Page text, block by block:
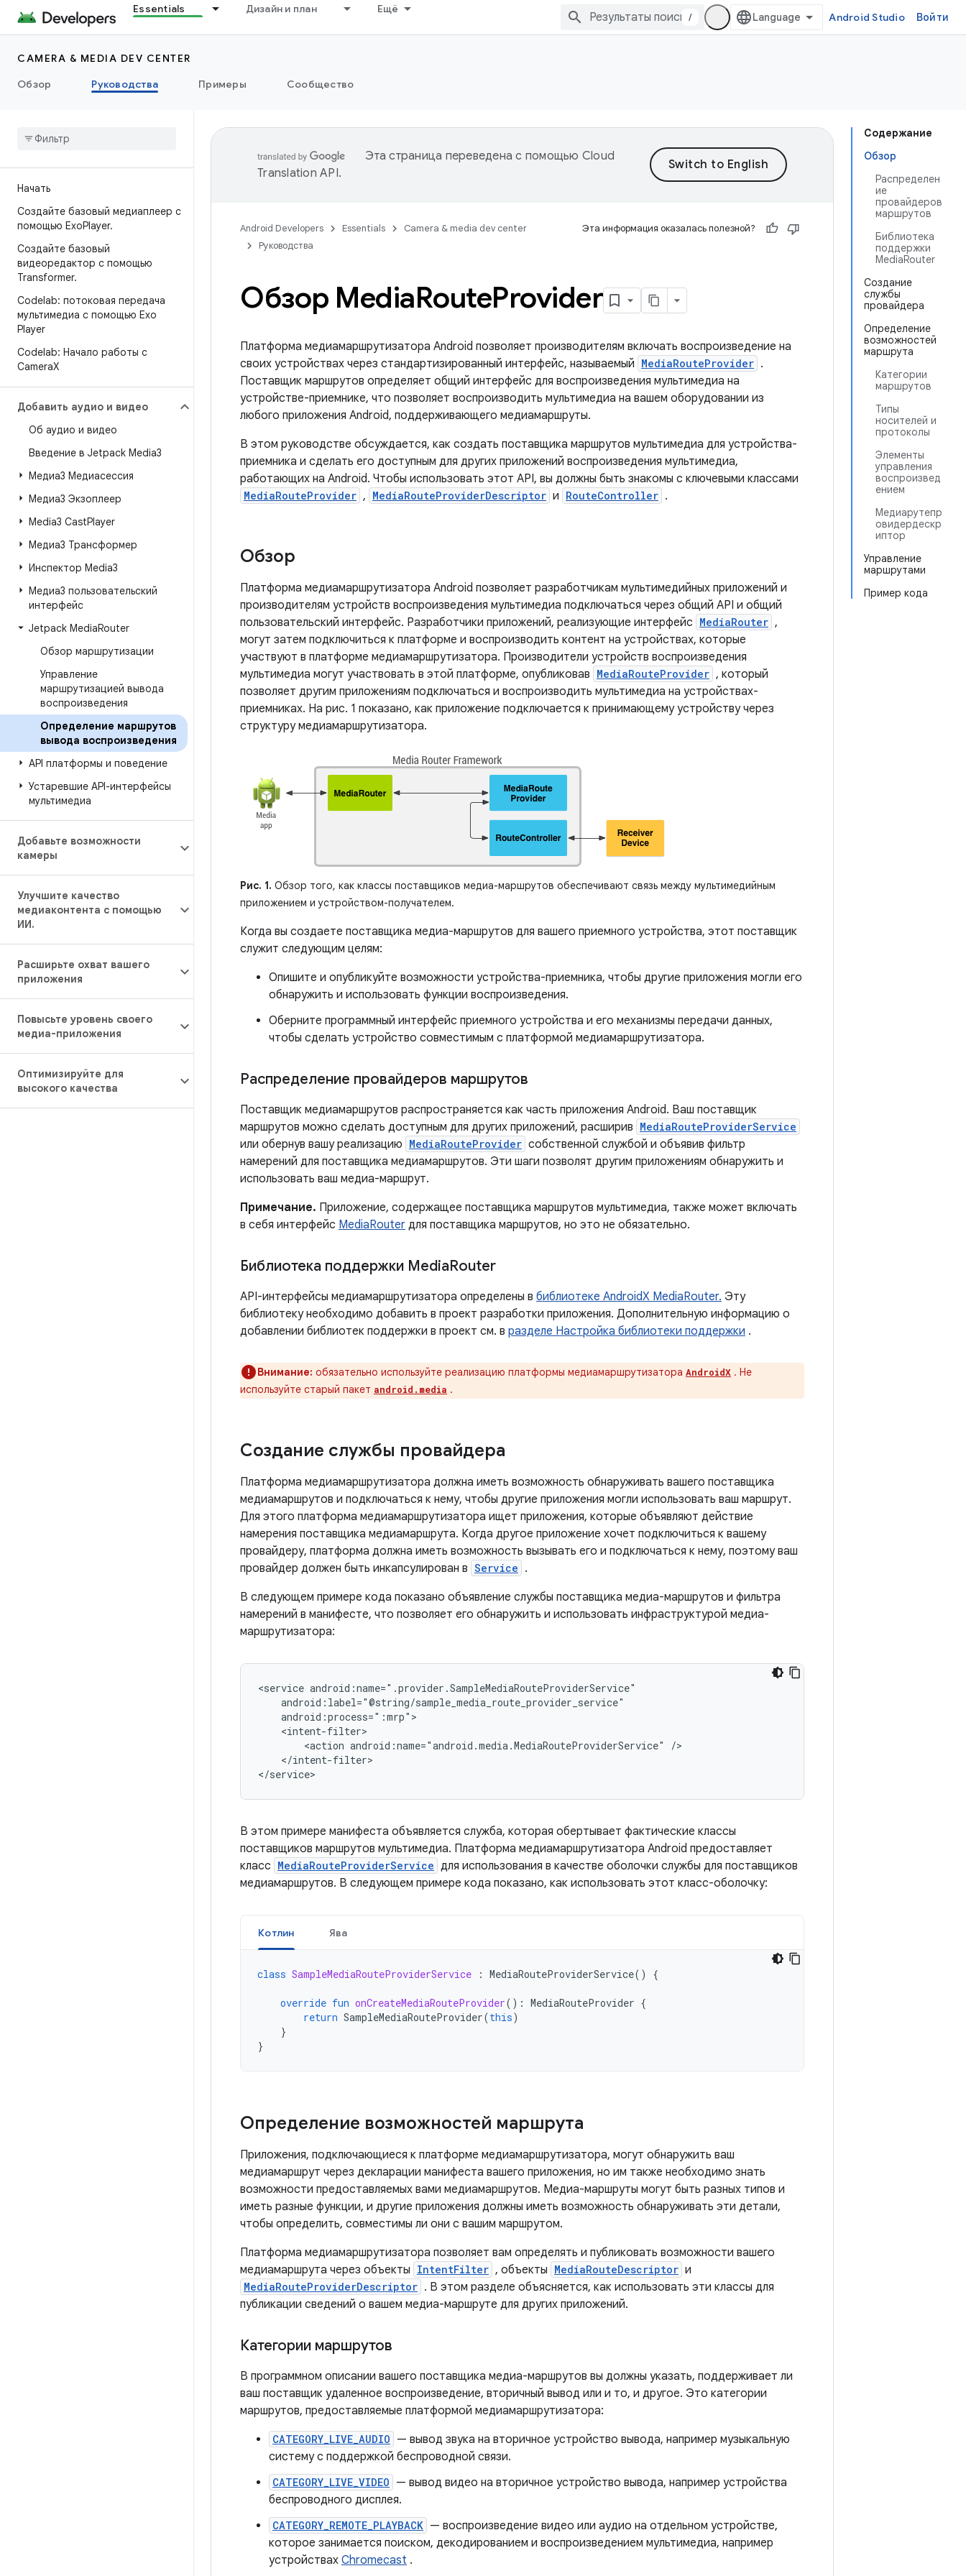
Essentials Дизайн и план Ещё
/ Android Studio Войти
CAMERA & MEDIA DEV CENTER
Обзор
Руководства Примеры Сообщество
Начать
Создайте базовый медиаплеер с
помощью ExoPlayer.
Создайте базовый
видеоредактор с помощью
Transformer.
Codelab: потоковая передача
мультимедиа с помощью Exo
Player
Codelab: Начало работы с
CameraX
Добавить аудио и видео
Об аудио и видео
Введение в Jetpack Media3
Медиа3 Медиасессия
Медиа3 Экзоплеер
Media3 CastPlayer
Медиа3 Трансформер
Инспектор Media3
Медиа3 пользовательский
интерфейс
Jetpack MediaRouter
Обзор маршрутизации
Управление
маршрутизацией вывода
воспроизведения
Определение маршрутов
вывода воспроизведения
API платформы и поведение
Устаревшие API-интерфейсы
мультимедиа
Добавьте возможности
камеры
Улучшите качество
медиаконтента с помощью
ИИ.
Расширьте охват вашего
приложения
Повысьте уровень своего
медиа-приложения
Оптимизируйте для
высокого качества
Содержание
Обзор
Распределен
ие
провайдеров
маршрутов
Библиотека
поддержки
MediaRouter
Создание
службы
провайдера
Определение
возможностей
маршрута
Категории
маршрутов
Типы
носителей и
протоколы
Элементы
управления
воспроизвед
ением
Медиарутепр
овидердескр
иптор
Управление
маршрутами
Пример кода
Эта страница переведена с помощью Cloud
Translation API.
Android Developers Essentials
Camera & media dev center
Руководства
Эта информация оказалась полезной?
Обзор MediaRouteProvider
Платформа медиамаршрутизатора Android позволяет производителям включать воспроизведение на
своих устройствах через стандартизированный интерфейс, называемый MediaRouteProvider .
Поставщик маршрутов определяет общий интерфейс для воспроизведения мультимедиа на
устройстве-приемнике, что позволяет воспроизводить мультимедиа на вашем оборудовании из
любого приложения Android, поддерживающего медиамаршруты.
В этом руководстве обсуждается, как создать поставщика маршрутов мультимедиа для устройства-
приемника и сделать его доступным для других приложений воспроизведения мультимедиа,
работающих на Android. Чтобы использовать этот API, вы должны быть знакомы с ключевыми классами
MediaRouteProvider , MediaRouteProviderDescriptor и RouteController .
Обзор
Платформа медиамаршрутизатора Android позволяет разработчикам мультимедийных приложений и
производителям устройств воспроизведения мультимедиа подключаться через общий API и общий
пользовательский интерфейс. Разработчики приложений, реализующие интерфейс MediaRouter ,
могут затем подключиться к платформе и воспроизводить контент на устройствах, которые
участвуют в платформе медиамаршрутизатора. Производители устройств воспроизведения
мультимедиа могут участвовать в этой платформе, опубликовав MediaRouteProvider , который
позволяет другим приложениям подключаться и воспроизводить мультимедиа на устройствах-
приемниках. На рис. 1 показано, как приложение подключается к принимающему устройству через
структуру медиамаршрутизатора.
Рис. 1. Обзор того, как классы поставщиков медиа-маршрутов обеспечивают связь между мультимедийным
приложением и устройством-получателем.
Когда вы создаете поставщика медиа-маршрутов для вашего приемного устройства, этот поставщик
служит следующим целям:
Опишите и опубликуйте возможности устройства-приемника, чтобы другие приложения могли его
обнаружить и использовать функции воспроизведения.
Оберните программный интерфейс приемного устройства и его механизмы передачи данных,
чтобы сделать устройство совместимым с платформой медиамаршрутизатора.
Распределение провайдеров маршрутов
Поставщик медиамаршрутов распространяется как часть приложения Android. Ваш поставщик
маршрутов можно сделать доступным для других приложений, расширив MediaRouteProviderService
или обернув вашу реализацию MediaRouteProvider собственной службой и объявив фильтр
намерений для поставщика медиамаршрутов. Эти шаги позволят другим приложениям обнаружить и
использовать ваш медиа-маршрут.
Примечание. Приложение, содержащее поставщика маршрутов мультимедиа, также может включать
в себя интерфейс MediaRouter для поставщика маршрутов, но это не обязательно.
Библиотека поддержки MediaRouter
API-интерфейсы медиамаршрутизатора определены в библиотеке AndroidX MediaRouter. Эту
библиотеку необходимо добавить в проект разработки приложения. Дополнительную информацию о
добавлении библиотек поддержки в проект см. в разделе Настройка библиотеки поддержки .
Внимание: обязательно используйте реализацию платформы медиамаршрутизатора AndroidX . Не
используйте старый пакет android.media .
Создание службы провайдера
Платформа медиамаршрутизатора должна иметь возможность обнаруживать вашего поставщика
медиамаршрутов и подключаться к нему, чтобы другие приложения могли использовать ваш маршрут.
Для этого платформа медиамаршрутизатора ищет приложения, которые объявляют действие
намерения поставщика медиамаршрута. Когда другое приложение хочет подключиться к вашему
провайдеру, платформа должна иметь возможность вызывать его и подключаться к нему, поэтому ваш
провайдер должен быть инкапсулирован в Service .
В следующем примере кода показано объявление службы поставщика медиа-маршрутов и фильтра
намерений в манифесте, что позволяет его обнаружить и использовать инфраструктурой медиа-
маршрутизатора:
<service
<action android:name="android.media.MediaRouteProviderService"
</intent-filter>
</service>
В этом примере манифеста объявляется служба, которая обертывает фактические классы
поставщиков маршрутов мультимедиа. Платформа медиамаршрутизатора Android предоставляет
класс MediaRouteProviderService для использования в качестве оболочки службы для поставщиков
медиамаршрутов. В следующем примере кода показано, как использовать этот класс-оболочку:
Котлин Ява
class SampleMediaRouteProviderService : MediaRouteProviderService() {
override fun onCreateMediaRouteProvider(): MediaRouteProvider {
return SampleMediaRouteProvider(this)
}
}
Определение возможностей маршрута
Приложения, подключающиеся к платформе медиамаршрутизатора, могут обнаружить ваш
медиамаршрут через декларации манифеста вашего приложения, но им также необходимо знать
возможности предоставляемых вами медиамаршрутов. Медиа-маршруты могут быть разных типов и
иметь разные функции, и другие приложения должны иметь возможность обнаруживать эти детали,
чтобы определить, совместимы ли они с вашим маршрутом.
Платформа медиамаршрутизатора позволяет вам определять и публиковать возможности вашего
медиамаршрута через объекты IntentFilter , объекты MediaRouteDescriptor и
MediaRouteProviderDescriptor . В этом разделе объясняется, как использовать эти классы для
публикации сведений о вашем медиа-маршруте для других приложений.
Категории маршрутов
В программном описании вашего поставщика медиа-маршрутов вы должны указать, поддерживает ли
ваш поставщик удаленное воспроизведение, вторичный вывод или и то, и другое. Это категории
маршрутов, предоставляемые платформой медиамаршрутизатора:
CATEGORY_LIVE_AUDIO — вывод звука на вторичное устройство вывода, например музыкальную
систему с поддержкой беспроводной связи.
CATEGORY_LIVE_VIDEO — вывод видео на вторичное устройство вывода, например устройства
беспроводного дисплея.
CATEGORY_REMOTE_PLAYBACK — воспроизведение видео или аудио на отдельном устройстве,
которое занимается поиском, декодированием и воспроизведением мультимедиа, например
устройствах Chromecast .